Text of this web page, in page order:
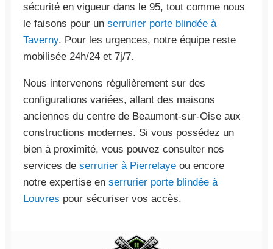
sécurité en vigueur dans le 95, tout comme nous
le faisons pour un serrurier porte blindée à
Taverny. Pour les urgences, notre équipe reste
mobilisée 24h/24 et 7j/7.
Nous intervenons régulièrement sur des
configurations variées, allant des maisons
anciennes du centre de Beaumont-sur-Oise aux
constructions modernes. Si vous possédez un
bien à proximité, vous pouvez consulter nos
services de serrurier à Pierrelaye ou encore
notre expertise en serrurier porte blindée à
Louvres pour sécuriser vos accès.